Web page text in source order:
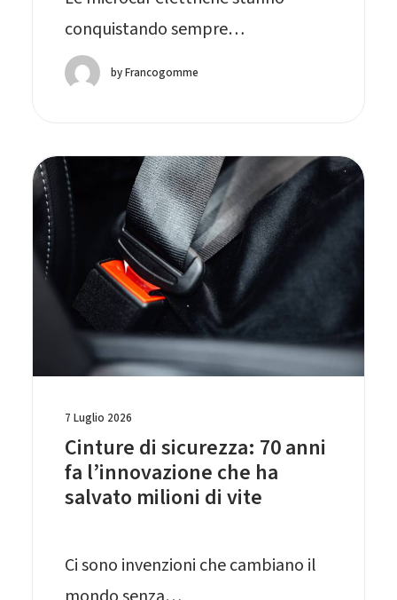
conquistando sempre…
by Francogomme
7 Luglio 2026
Cinture di sicurezza: 70 anni
fa l’innovazione che ha
salvato milioni di vite
Ci sono invenzioni che cambiano il